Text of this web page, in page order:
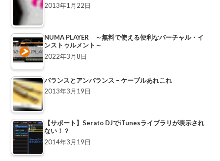
2013年1月22日
NUMA PLAYER ～無料で使える便利なバーチャル・イ
ンストゥルメント～
2022年3月8日
バランスとアンバランス – ケーブルあれこれ
2013年3月19日
【サポート】Serato DJでiTunesライブラリが表示され
ない！？
2014年3月19日